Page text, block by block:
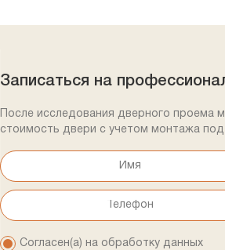
Записаться на
После исследования дверного проема
стоимость двери с учетом монтажа под
Согласен(а) на обработку данных